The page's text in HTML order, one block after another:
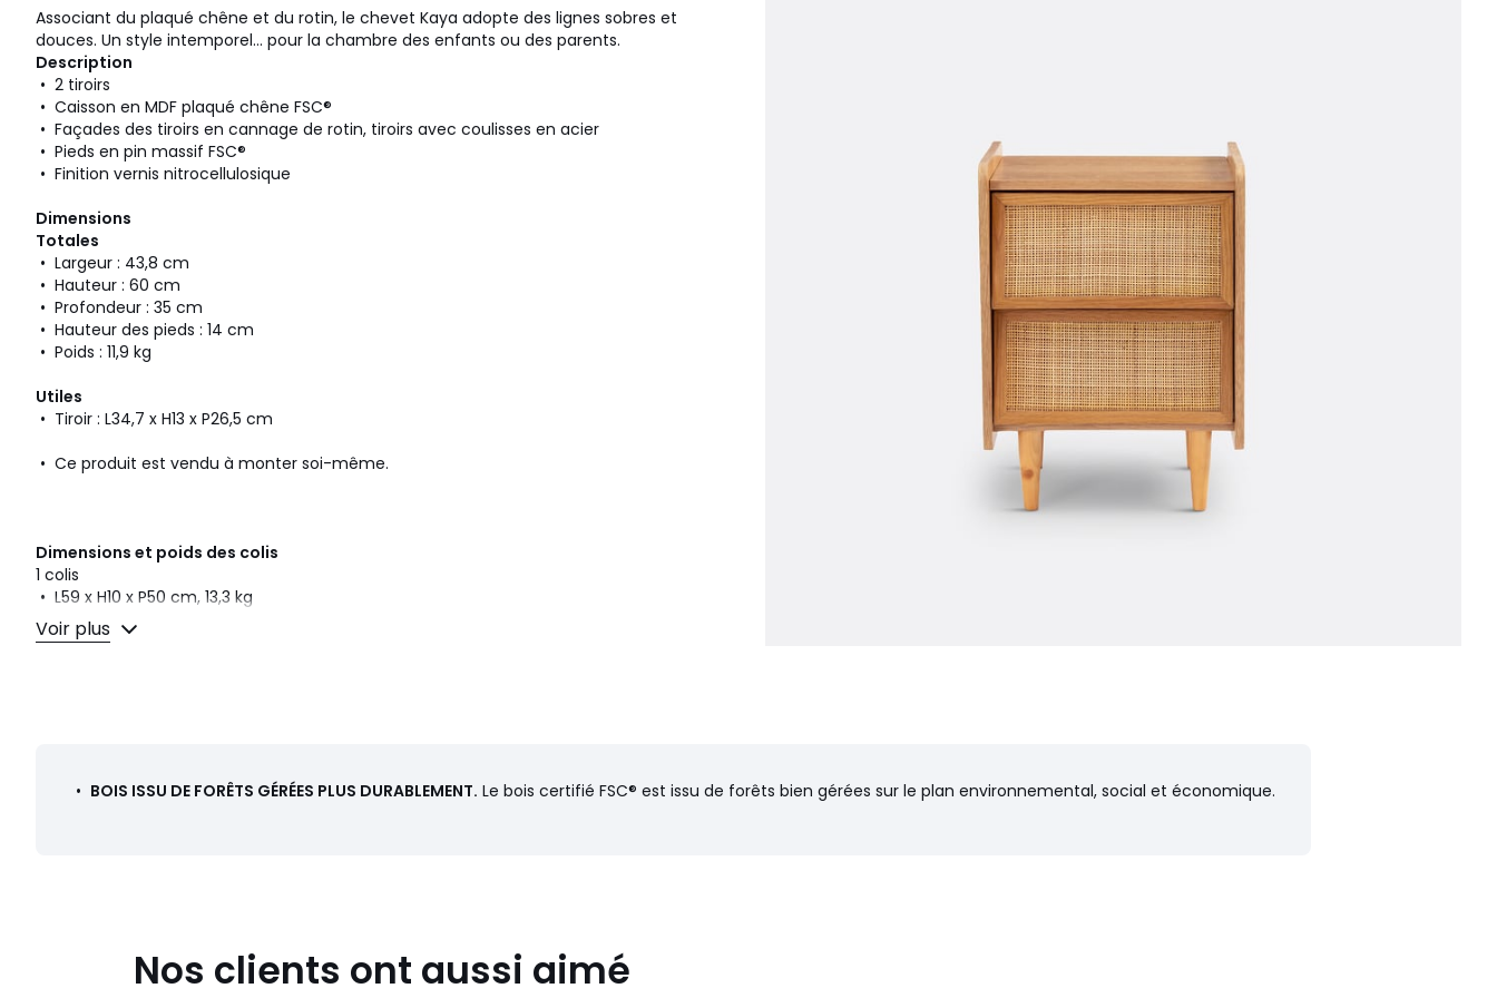
Associant du plaqué chêne et du rotin, le chevet Kaya adopte des lignes sobres et
douces. Un style intemporel... pour la chambre des enfants ou des parents.
Description
• 2 tiroirs
• Caisson en MDF plaqué chêne FSC®
• Façades des tiroirs en cannage de rotin, tiroirs avec coulisses en acier
• Pieds en pin massif FSC®
• Finition vernis nitrocellulosique
Dimensions
Totales
• Largeur : 43,8 cm
• Hauteur : 60 cm
• Profondeur : 35 cm
• Hauteur des pieds : 14 cm
• Poids : 11,9 kg
Utiles
• Tiroir : L34,7 x H13 x P26,5 cm
• Ce produit est vendu à monter soi-même.
Dimensions et poids des colis
1 colis
• L59 x H10 x P50 cm, 13,3 kg
Voir plus
• BOIS ISSU DE FORÊTS GÉRÉES PLUS DURABLEMENT. Le bois certifié FSC® est issu de forêts bien gérées sur le plan environnemental, social et économique.
Nos clients ont aussi aimé